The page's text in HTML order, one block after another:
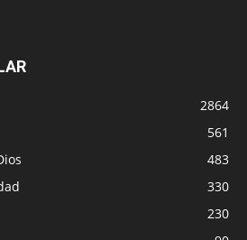
2864
561
483
330
230